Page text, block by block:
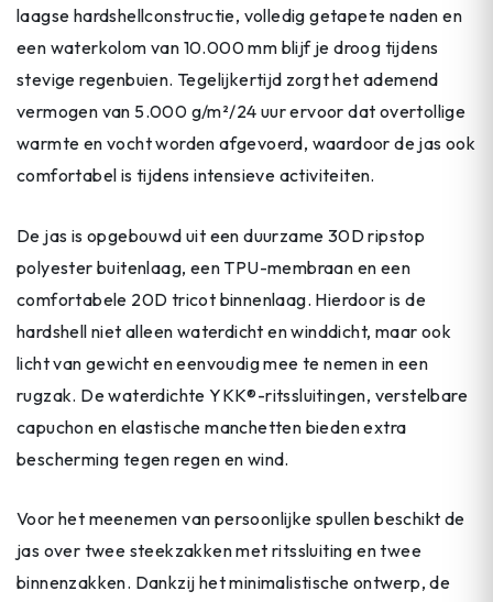
laagse hardshellconstructie, volledig getapete naden en
een waterkolom van 10.000 mm blijf je droog tijdens
stevige regenbuien. Tegelijkertijd zorgt het ademend
vermogen van 5.000 g/m²/24 uur ervoor dat overtollige
warmte en vocht worden afgevoerd, waardoor de jas ook
comfortabel is tijdens intensieve activiteiten.
De jas is opgebouwd uit een duurzame 30D ripstop
polyester buitenlaag, een TPU-membraan en een
comfortabele 20D tricot binnenlaag. Hierdoor is de
hardshell niet alleen waterdicht en winddicht, maar ook
licht van gewicht en eenvoudig mee te nemen in een
rugzak. De waterdichte YKK®-ritssluitingen, verstelbare
capuchon en elastische manchetten bieden extra
bescherming tegen regen en wind.
Voor het meenemen van persoonlijke spullen beschikt de
jas over twee steekzakken met ritssluiting en twee
binnenzakken. Dankzij het minimalistische ontwerp, de